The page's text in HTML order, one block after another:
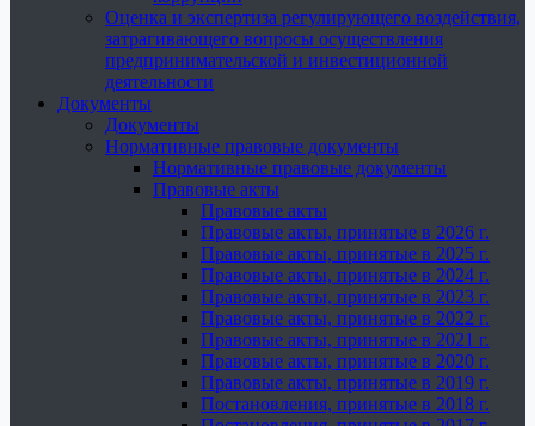
Оценка и экспертиза регулирующего воздействия,
затрагивающего вопросы осуществления
предпринимательской и инвестиционной
деятельности
Документы
Документы
Нормативные правовые документы
Нормативные правовые документы
Правовые акты
Правовые акты
Правовые акты, принятые в 2026 г.
Правовые акты, принятые в 2025 г.
Правовые акты, принятые в 2024 г.
Правовые акты, принятые в 2023 г.
Правовые акты, принятые в 2022 г.
Правовые акты, принятые в 2021 г.
Правовые акты, принятые в 2020 г.
Правовые акты, принятые в 2019 г.
Постановления, принятые в 2018 г.